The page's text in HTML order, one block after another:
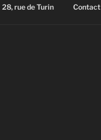
28, rue de Turin Contact